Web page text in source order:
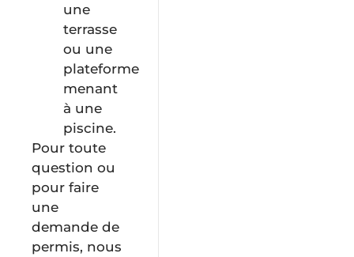
une
terrasse
ou une
plateforme
menant
à une
piscine.
Pour toute
question ou
pour faire
une
demande de
permis, nous